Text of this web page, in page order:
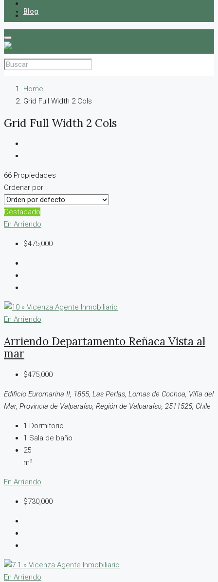
Blog
Home
Grid Full Width 2 Cols
Grid Full Width 2 Cols
66 Propiedades
Ordenar por:
Destacado
En Arriendo
$475,000
En Arriendo
Arriendo Departamento Reñaca Vista al
mar
$475,000
Edificio Euromarina II, 1855, Las Perlas, Lomas de Cochoa, Viña del
Mar, Provincia de Valparaíso, Región de Valparaíso, 2511525, Chile
1 Dormitorio
1 Sala de baño
25
m²
En Arriendo
$730,000
En Arriendo